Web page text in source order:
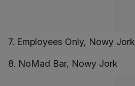
7. Employees Only, Nowy Jork
8. NoMad Bar, Nowy Jork